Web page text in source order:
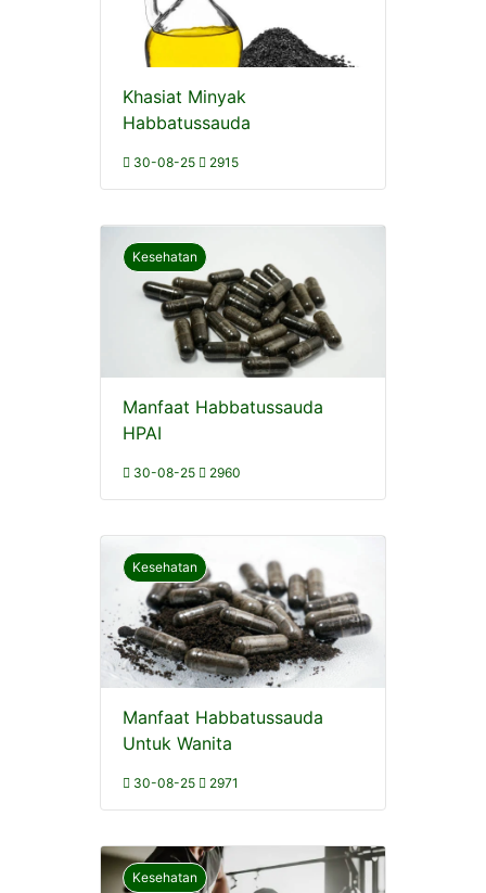
Khasiat Minyak
Habbatussauda
30-08-25 2915
Kesehatan
Manfaat Habbatussauda
HPAI
30-08-25 2960
Kesehatan
Manfaat Habbatussauda
Untuk Wanita
30-08-25 2971
Kesehatan